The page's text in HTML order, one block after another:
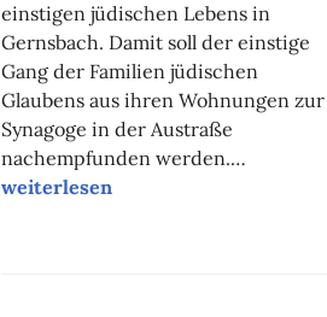
einstigen jüdischen Lebens in
Gernsbach. Damit soll der einstige
Gang der Familien jüdischen
Glaubens aus ihren Wohnungen zur
Synagoge in der Austraße
nachempfunden werden.…
weiterlesen“Auf